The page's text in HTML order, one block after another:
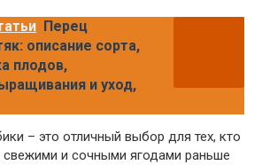
Перец
описание сорта,
плодов,
и уход,
– это отличный выбор для тех, кто
свежими и сочными ягодами раньше